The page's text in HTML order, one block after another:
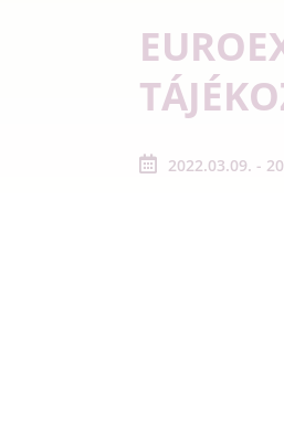
2022.03.09. -